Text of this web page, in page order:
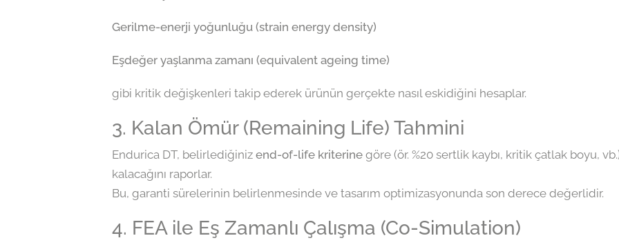
Gerilme-enerji yoğunluğu (strain energy density)
Eşdeğer yaşlanma zamanı (equivalent ageing time)
gibi kritik değişkenleri takip ederek ürünün gerçekte nasıl eskidiğini hesaplar.
3. Kalan Ömür (Remaining Life) Tahmini
Endurica DT, belirlediğiniz end-of-life kriterine göre (ör. %20 sertlik kaybı, kritik çatlak boyu,
kalacağını raporlar.
Bu, garanti sürelerinin belirlenmesinde ve tasarım optimizasyonunda son derece değerlidir.
4. FEA ile Eş Zamanlı Çalışma (Co-Simulation)